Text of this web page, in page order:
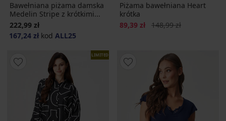
Bawełniana piżama damska
Medelin Stripe z krótkimi...
222,99 zł
167,24 zł kod ALL25
Piżama bawełniana Heart
krótka
Zniżka
89,39 zł Pierwotna cena
148,99 zł
LIMITED